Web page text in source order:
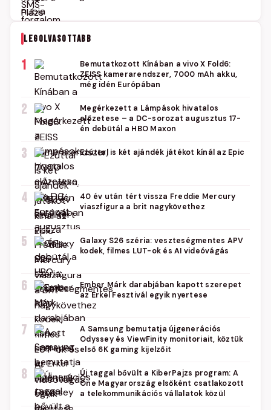
LEGOLVASOTTABB
1
Bemutatkozott Kínában a vivo X Fold6:
ZEISS kamerarendszer, 7000 mAh akku,
még idén Európában
2
Megérkezett a Lámpások hivatalos
előzetese – a DC-sorozat augusztus 17-
én debütál a HBO Maxon
3 Ezúttal is két ajándék játékot kínál az Epic
4
40 év után tért vissza Freddie Mercury
viaszfigura a brit nagykövethez
5
Galaxy S26 széria: veszteségmentes APV
kodek, filmes LUT-ok és AI videóvágás
6
Ember Márk darabjában kapott szerepet
az Erkel Fesztivál egyik nyertese
7
A Samsung bemutatja újgenerációs
Odyssey és ViewFinity monitoriait, köztük
első 6K gaming kijelzőit
8
Új taggal bővült a KiberPajzs program: A
One Magyarország elsőként csatlakozott
a telekommunikációs vállalatok közül